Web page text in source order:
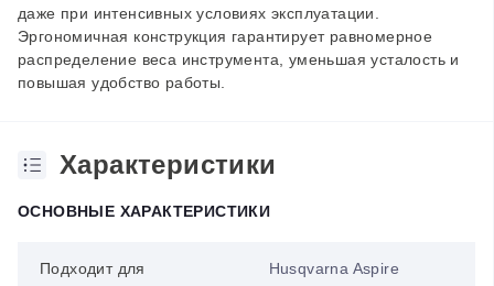
даже при интенсивных условиях эксплуатации.
Эргономичная конструкция гарантирует равномерное
распределение веса инструмента, уменьшая усталость и
повышая удобство работы.
Характеристики
ОСНОВНЫЕ ХАРАКТЕРИСТИКИ
Подходит для Husqvarna Aspire